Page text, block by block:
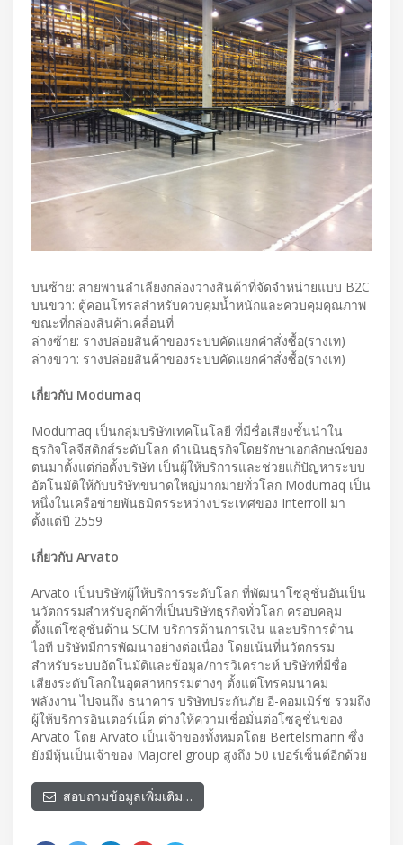
บนซ้าย: สายพานลำเลียงกล่องวางสินค้าที่จัดจำหน่ายแบบ B2C
บนขวา: ตู้คอนโทรลสำหรับควบคุมน้ำหนักและควบคุมคุณภาพ
ขณะที่กล่องสินค้าเคลื่อนที่
ล่างซ้าย: รางปล่อยสินค้าของระบบคัดแยกคำสั่งซื้อ(รางเท)
ล่างขวา: รางปล่อยสินค้าของระบบคัดแยกคำสั่งซื้อ(รางเท)
เกี่ยวกับ Modumaq
Modumaq เป็นกลุ่มบริษัทเทคโนโลยี ที่มีชื่อเสียงชั้นนำใน
ธุรกิจโลจีสติกส์ระดับโลก ดำเนินธุรกิจโดยรักษาเอกลักษณ์ของ
ตนมาตั้งแต่ก่อตั้งบริษัท เป็นผู้ให้บริการและช่วยแก้ปัญหาระบบ
อัตโนมัติให้กับบริษัทขนาดใหญ่มากมายทั่วโลก Modumaq เป็น
หนึ่งในเครือข่ายพันธมิตรระหว่างประเทศของ Interroll มา
ตั้งแต่ปี 2559
เกี่ยวกับ Arvato
Arvato เป็นบริษัทผู้ให้บริการระดับโลก ที่พัฒนาโซลูชั่นอันเป็น
นวัตกรรมสำหรับลูกค้าที่เป็นบริษัทธุรกิจทั่วโลก ครอบคลุม
ตั้งแต่โซลูชั่นด้าน SCM บริการด้านการเงิน และบริการด้าน
ไอที บริษัทมีการพัฒนาอย่างต่อเนื่อง โดยเน้นที่นวัตกรรม
สำหรับระบบอัตโนมัติและข้อมูล/การวิเคราะห์ บริษัทที่มีชื่อ
เสียงระดับโลกในอุตสาหกรรมต่างๆ ตั้งแต่โทรคมนาคม
พลังงาน ไปจนถึง ธนาคาร บริษัทประกันภัย อี-คอมเมิร์ช รวมถึง
ผู้ให้บริการอินเตอร์เน็ต ต่างให้ความเชื่อมั่นต่อโซลูชั่นของ
Arvato โดย Arvato เป็นเจ้าของทั้งหมดโดย Bertelsmann ซึ่ง
ยังมีหุ้นเป็นเจ้าของ Majorel group สูงถึง 50 เปอร์เซ็นต์อีกด้วย
สอบถามข้อมูลเพิ่มเติม…